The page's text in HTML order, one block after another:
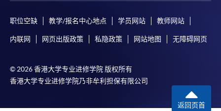
职位空缺 教学/报名中心地点 学员网站 教师网站
内联网 网页出版政策 私隐政策 网站地图 无障碍网页
© 2026 香港大学专业进修学院 版权所有
香港大学专业进修学院乃非牟利担保有限公司
返回页首